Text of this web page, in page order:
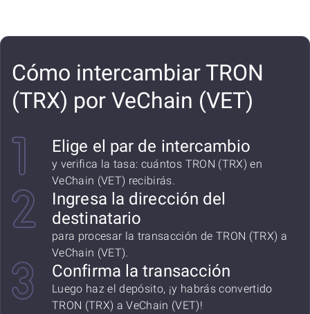
Cómo intercambiar TRON
(TRX) por VeChain (VET)
Elige el par de intercambio
y verifica la tasa: cuántos TRON (TRX) en
VeChain (VET) recibirás.
Ingresa la dirección del
destinatario
para procesar la transacción de TRON (TRX) a
VeChain (VET).
Confirma la transacción
Luego haz el depósito, ¡y habrás convertido
TRON (TRX) a VeChain (VET)!